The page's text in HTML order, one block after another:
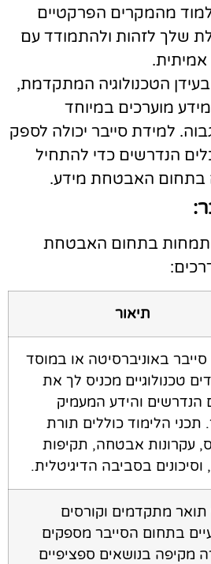
מהמקרים הפרקטיים
שלך לזהות ולהתמודד עם
הטכנולוגיה המתקדמת,
מוערכים במיוחד
למידת סייבר יכולה לספק
הנדרשים כדי להתחיל
בתחום האבטחת מידע.
בתחום האבטחת
תיאור
באוניברסיטה או במוסד
טכנולוגיים מכניס לך את
והידע המעמיק
הלימוד כוללים תורת
עקרונות אבטחה, תקיפות
בסביבה הדיגיטלית.
מתקדמים וקורסים
בתחום הסייבר מספקים
בנושאים ספציפיים